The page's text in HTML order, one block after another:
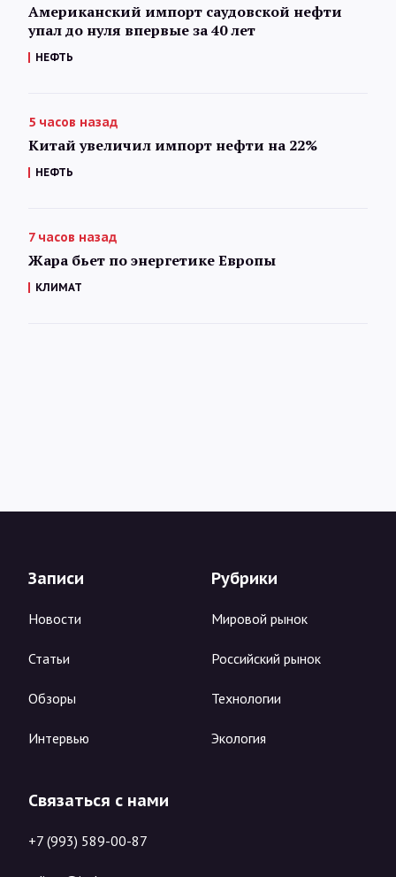
Американский импорт саудовской нефти
упал до нуля впервые за 40 лет
НЕФТЬ
5 часов назад
Китай увеличил импорт нефти на 22%
НЕФТЬ
7 часов назад
Жара бьет по энергетике Европы
КЛИМАТ
Записи
Новости
Статьи
Обзоры
Интервью
Рубрики
Мировой рынок
Российский рынок
Технологии
Экология
Связаться с нами
+7 (993) 589-00-87